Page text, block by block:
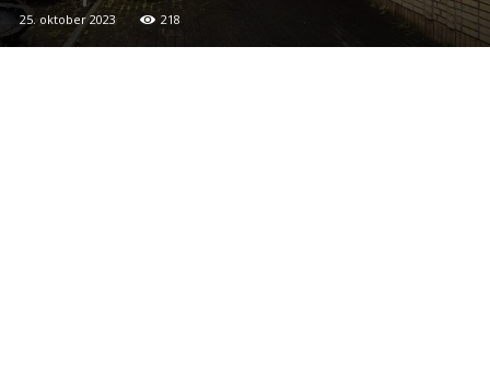
25. oktober 2023 218